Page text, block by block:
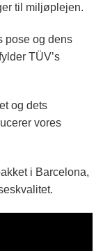
til miljøplejen.
pose og dens
TÜV’s
og dets
vores
i Barcelona,